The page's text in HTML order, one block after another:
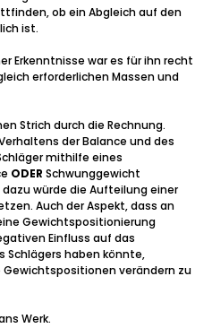
ob ein Abgleich auf den
ist.
Erkenntnisse war es für ihn recht
erforderlichen Massen und
Strich durch die Rechnung.
der Balance und des
mithilfe eines
ODER Schwunggewicht
würde die Aufteilung einer
Auch der Aspekt, dass an
Gewichtspositionierung
Einfluss auf das
Schlägers haben könnte,
verändern zu
Werk.